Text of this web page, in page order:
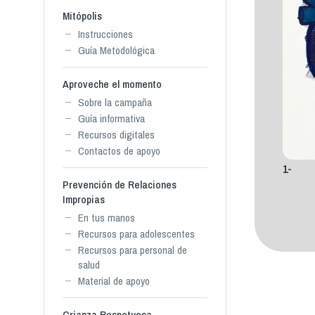
Mitópolis
Instrucciones
Guía Metodológica
Aproveche el momento
Sobre la campaña
Guía informativa
Recursos digitales
Contactos de apoyo
Prevención de Relaciones
Impropias
En tus manos
Recursos para adolescentes
Recursos para personal de
salud
Material de apoyo
1-